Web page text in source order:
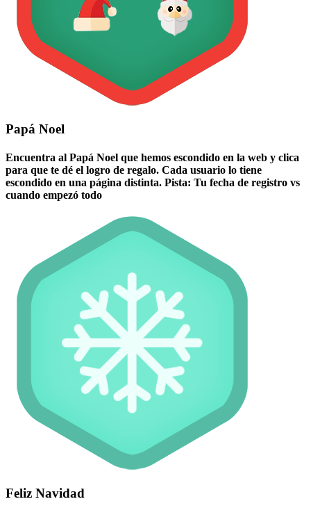
Papá Noel
Encuentra al Papá Noel que hemos escondido en la web y clica
para que te dé el logro de regalo. Cada usuario lo tiene
escondido en una página distinta. Pista: Tu fecha de registro vs
cuando empezó todo
Feliz Navidad